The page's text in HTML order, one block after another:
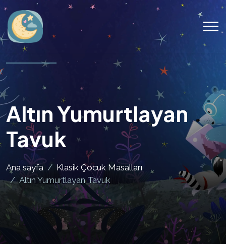
Altın Yumurtlayan
Tavuk
Ana sayfa
Klasik Çocuk Masalları
Altın Yumurtlayan Tavuk